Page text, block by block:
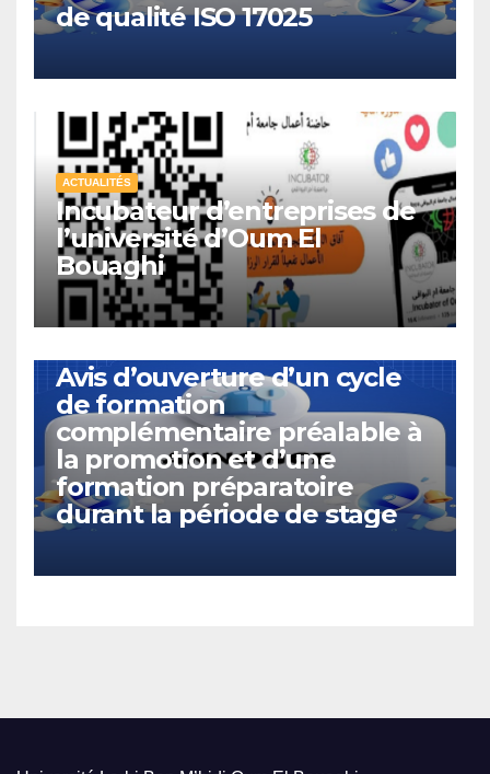
de qualité ISO 17025
ACTUALITÉS
Incubateur d’entreprises de
l’université d’Oum El
Bouaghi
Avis d’ouverture d’un cycle
de formation
complémentaire préalable à
la promotion et d’une
formation préparatoire
durant la période de stage